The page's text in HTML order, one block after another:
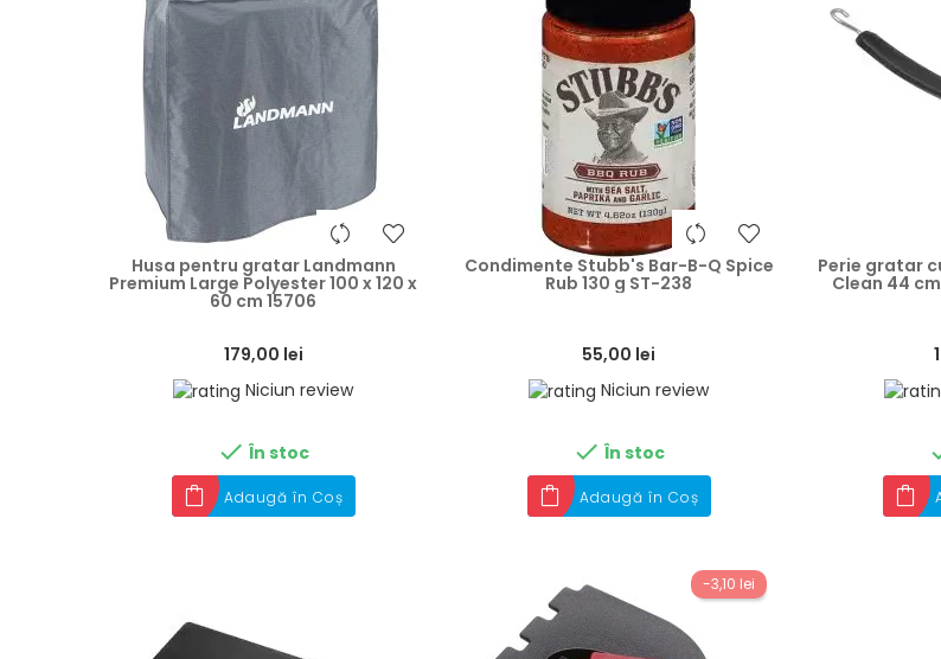
heart
Husa pentru gratar Landmann
Premium Large Polyester 100 x 120 x
60 cm 15706
179,00 lei
Niciun review
 În stoc
Adaugă în Coș
heart
Condimente Stubb's Bar-B-Q Spice
Rub 130 g ST-238
55,00 lei
Niciun review
 În stoc
Adaugă în Coș
Perie gratar
Clean 44
-3,10 lei